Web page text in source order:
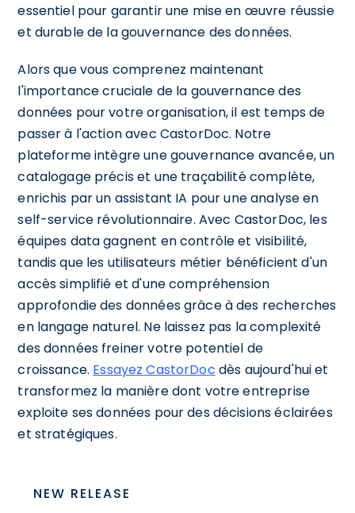
essentiel pour garantir une mise en œuvre réussie
et durable de la gouvernance des données.
Alors que vous comprenez maintenant
l'importance cruciale de la gouvernance des
données pour votre organisation, il est temps de
passer à l'action avec CastorDoc. Notre
plateforme intègre une gouvernance avancée, un
catalogage précis et une traçabilité complète,
enrichis par un assistant IA pour une analyse en
self-service révolutionnaire. Avec CastorDoc, les
équipes data gagnent en contrôle et visibilité,
tandis que les utilisateurs métier bénéficient d'un
accès simplifié et d'une compréhension
approfondie des données grâce à des recherches
en langage naturel. Ne laissez pas la complexité
des données freiner votre potentiel de
croissance. Essayez CastorDoc dès aujourd'hui et
transformez la manière dont votre entreprise
exploite ses données pour des décisions éclairées
et stratégiques.
NEW RELEASE